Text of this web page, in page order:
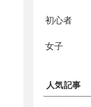
初心者
女子
人気記事